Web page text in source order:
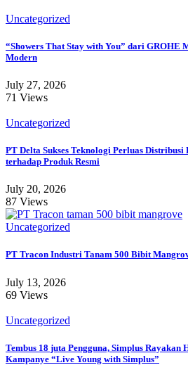
Uncategorized
“Showers That Stay with You” dari GROHE
Modern
July 27, 2026
71 Views
Uncategorized
PT Delta Sukses Teknologi Perluas Distribusi
terhadap Produk Resmi
July 20, 2026
87 Views
Uncategorized
PT Tracon Industri Tanam 500 Bibit
July 13, 2026
69 Views
Uncategorized
Tembus 18 juta Pengguna, Simplus Rayakan
Kampanye “Live Young with Simplus”